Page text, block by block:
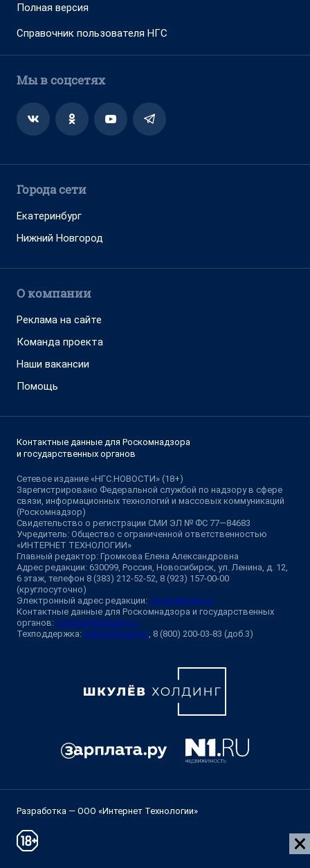
Полная версия
Справочник пользователя НГС
Мы в соцсетях
Города сети
Екатеринбург
Нижний Новгород
О компании
Реклама на сайте
Команда проекта
Наши вакансии
Помощь
Контактные данные для Роскомнадзора
и государственных органов
Сетевое издание «НГС.НОВОСТИ» (18+)
Зарегистрировано Федеральной службой по надзору в сфере
связи, информационных технологий и массовых коммуникаций
(Роскомнадзор)
Свидетельство о регистрации СМИ ЭЛ № ФС 77—84683
Учредитель: Общество с ограниченной ответственностью
«ИНТЕРНЕТ ТЕХНОЛОГИИ»
Главный редактор: Громкова Елена Александровна
Адрес редакции: 630099, Россия, Новосибирск, ул. Ленина, д. 12,
6 этаж, телефон 8 (383) 212-52-52, 8 (923) 157-00-00
(круглосуточно)
Электронный адрес редакции: ngs@shkulev.ru
Контактные данные для Роскомнадзора и государственных
органов: juristnsk@shkulev.ru
Техподдержка: help@shkulev.ru , 8 (800) 200-03-83 (доб.3)
Разработка — ООО «Интернет Технологии»